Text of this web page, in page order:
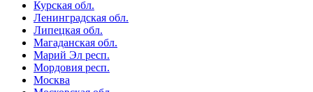
Курская обл.
Ленинградская обл.
Липецкая обл.
Магаданская обл.
Марий Эл респ.
Мордовия респ.
Москва